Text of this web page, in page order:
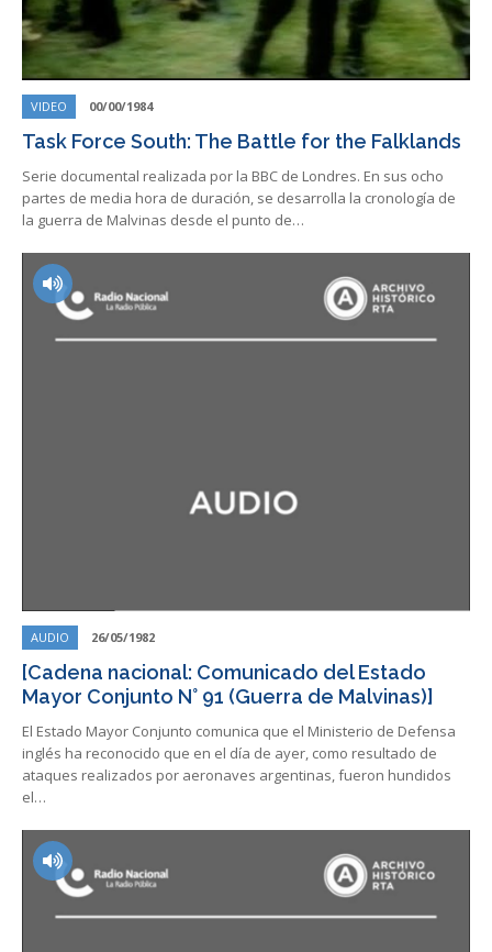
VIDEO 00/00/1984
Task Force South: The Battle for the Falklands
Serie documental realizada por la BBC de Londres. En sus ocho
partes de media hora de duración, se desarrolla la cronología de
la guerra de Malvinas desde el punto de…
AUDIO 26/05/1982
[Cadena nacional: Comunicado del Estado
Mayor Conjunto N° 91 (Guerra de Malvinas)]
El Estado Mayor Conjunto comunica que el Ministerio de Defensa
inglés ha reconocido que en el día de ayer, como resultado de
ataques realizados por aeronaves argentinas, fueron hundidos
el…